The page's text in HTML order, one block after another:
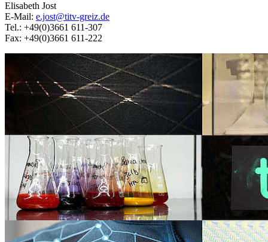
Elisabeth Jost
E-Mail: e.jost@titv-greiz.de
Tel.: +49(0)3661 611-307
Fax: +49(0)3661 611-222